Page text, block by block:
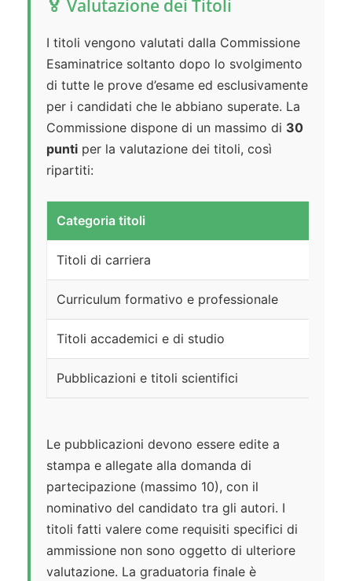
🏅 Valutazione dei Titoli
I titoli vengono valutati dalla Commissione
Esaminatrice soltanto dopo lo svolgimento
di tutte le prove d’esame ed esclusivamente
per i candidati che le abbiano superate. La
Commissione dispone di un massimo di 30
punti per la valutazione dei titoli, così
ripartiti:
Categoria titoli
Titoli di carriera
Curriculum formativo e professionale
Titoli accademici e di studio
Pubblicazioni e titoli scientifici
Le pubblicazioni devono essere edite a
stampa e allegate alla domanda di
partecipazione (massimo 10), con il
nominativo del candidato tra gli autori. I
titoli fatti valere come requisiti specifici di
ammissione non sono oggetto di ulteriore
valutazione. La graduatoria finale è